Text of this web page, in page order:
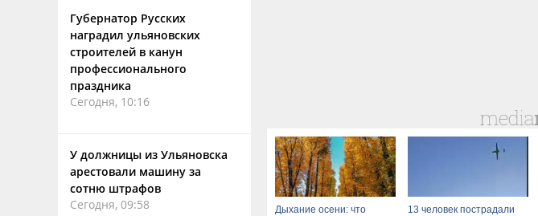
Губернатор Русских
наградил ульяновских
строителей в канун
профессионального
праздника
Сегодня, 10:16
У должницы из Ульяновска
арестовали машину за
сотню штрафов
Сегодня, 09:58
Дыхание осени: что
13 человек пострадали